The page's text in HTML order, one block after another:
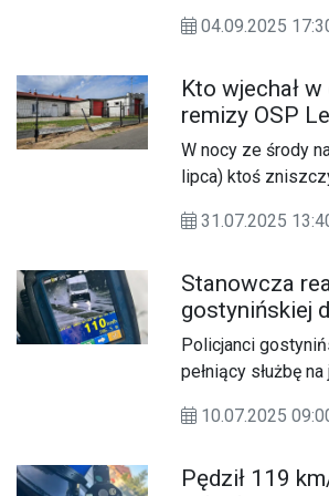
odwiedzili Szkołę
Emilianowie w
akcji
„Bezpieczna
prowadzonej od 1
04.09.2025
Kto wjechał
remizy OSP
W nocy ze środy
lipca) ktoś
w Leśniewicach.
31.07.2025
Stanowcza
gostynińskiej
latek stracił
Policjanci
pełniący służbę
do kontroli
poruszał się
10.07.2025
Pędził 119